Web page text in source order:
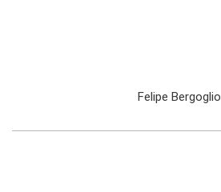
Felipe Bergoglio